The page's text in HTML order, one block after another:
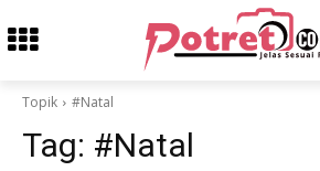
Topik #Natal
Tag: #Natal